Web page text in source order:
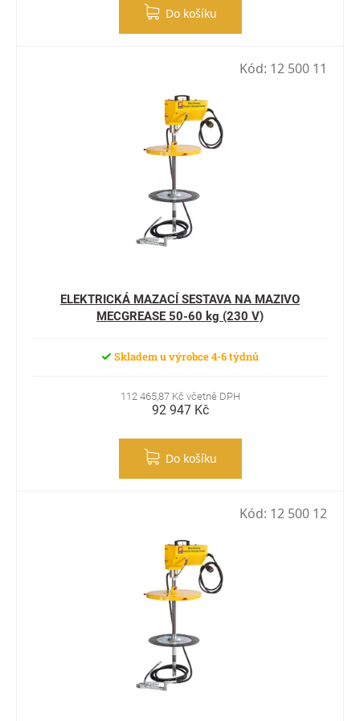
Do košíku
ELEKTRICKÁ MAZACÍ SESTAVA NA MAZIVO
MECGREASE 50-60 kg (230 V)
Skladem u výrobce 4-6 týdnů
112 465,87 Kč včetně DPH
92 947 Kč
Do košíku
Kód: 12 500 11
Kód: 12 500 12